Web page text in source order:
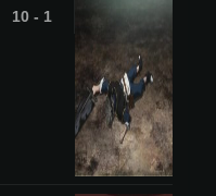
1 - 10